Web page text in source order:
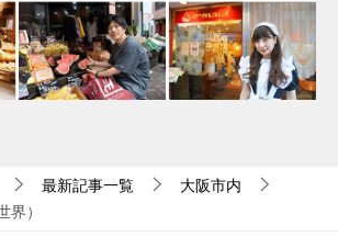
最新記事一覧
大阪市内
界）